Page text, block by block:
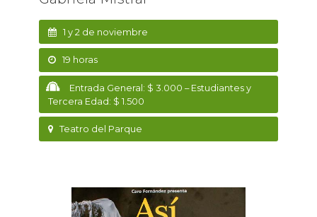
1 y 2 de noviembre
19 horas
Entrada General: $ 3.000 – Estudiantes y
Tercera Edad: $ 1.500
Teatro del Parque